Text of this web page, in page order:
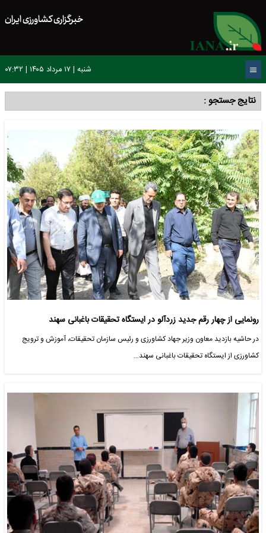
خبرگزاری کشاورزی ایران
شنبه | ۱۷ مرداد ۱۴۰۵ | ۰۷:۳۲
نتایج جستجو :
رونمایی از چهار رقم جدید زردآلو در ایستگاه تحقیقات باغبانی سهند
در حاشیه بازدید معاون وزیر جهاد کشاورزی و رئیس سازمان تحقیقات، آموزش و ترویج
کشاورزی از ایستگاه تحقیقات باغبانی سهند…